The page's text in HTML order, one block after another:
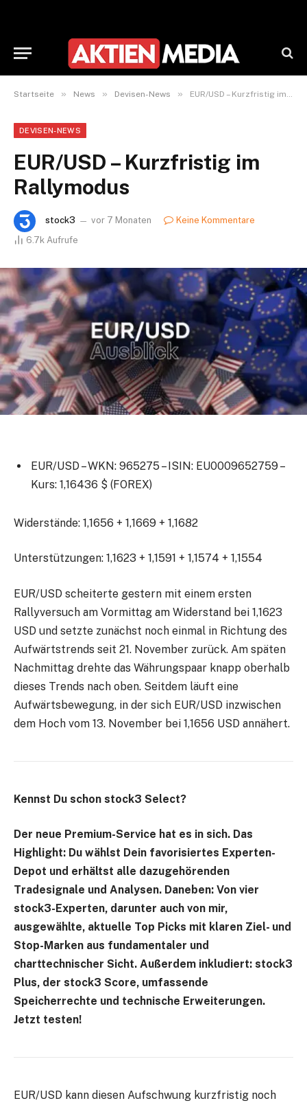
Startseite » News » Devisen-News » EUR/USD – Kurzfristig im Rallymodus
DEVISEN-NEWS
EUR/USD – Kurzfristig im
Rallymodus
stock3 vor 7 Monaten
Keine Kommentare
6.7k Aufrufe
EUR/USD –WKN: 965275 – ISIN: EU0009652759 –
Kurs: 1,16436 $ (FOREX)
Widerstände: 1,1656 + 1,1669 + 1,1682
Unterstützungen: 1,1623 + 1,1591 + 1,1574 + 1,1554
EUR/USD scheiterte gestern mit einem ersten
Rallyversuch am Vormittag am Widerstand bei 1,1623
USD und setzte zunächst noch einmal in Richtung des
Aufwärtstrends seit 21. November zurück. Am späten
Nachmittag drehte das Währungspaar knapp oberhalb
dieses Trends nach oben. Seitdem läuft eine
Aufwärtsbewegung, in der sich EUR/USD inzwischen
dem Hoch vom 13. November bei 1,1656 USD annähert.
Kennst Du schon stock3 Select?
Der neue Premium-Service hat es in sich. Das
Highlight: Du wählst Dein favorisiertes Experten-
Depot und erhältst alle dazugehörenden
Tradesignale und Analysen. Daneben: Von vier
stock3-Experten, darunter auch von mir,
ausgewählte, aktuelle Top Picks mit klaren Ziel- und
Stop-Marken aus fundamentaler und
charttechnischer Sicht. Außerdem inkludiert: stock3
Plus, der stock3 Score, umfassende
Speicherrechte und technische Erweiterungen.
Jetzt testen!
EUR/USD kann diesen Aufschwung kurzfristig noch